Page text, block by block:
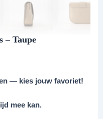
– Taupe
— kies jouw favoriet!
mee kan.